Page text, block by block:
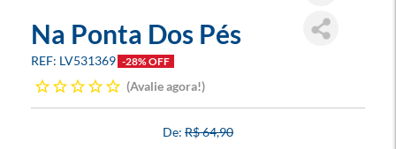
Na Ponta Dos Pés
LV531369 -28% OFF
Avalie agora!
R$ 64,90